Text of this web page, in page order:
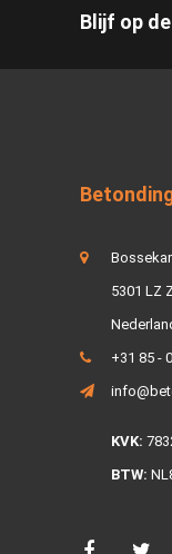
Blijf op
5301 LZ
+31 85 -
KVK:
BTW: